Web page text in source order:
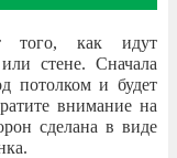
того, как идут
стене. Сначала
потолком и будет
внимание на
сделана в виде